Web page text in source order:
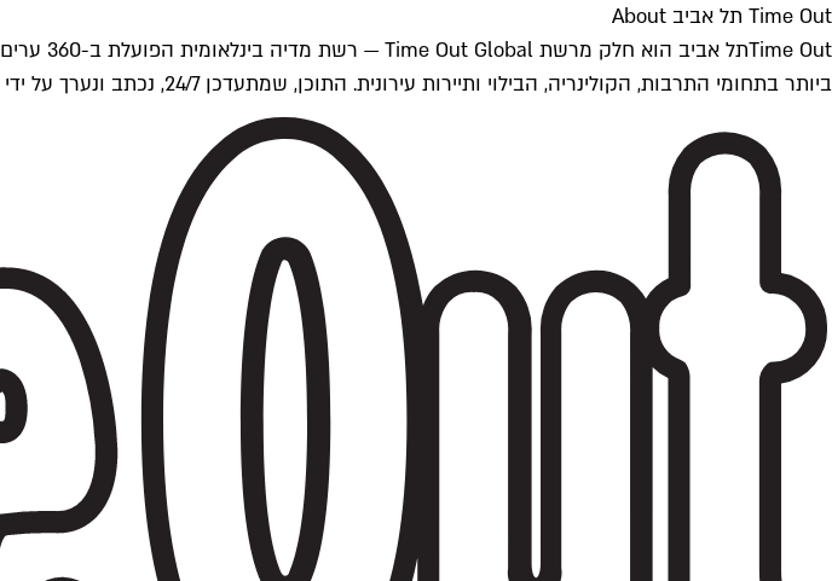
Time Out תל אביב About
ביותר בתחומי התרבות, הקולינריה, הבילוי ותיירות עירונית. התוכן, שמתעדכן 24/7, נכתב ונערך על ידי צוות עיתונאים מקצועי מקומי בישראל, בהתאם לסטנדרטים של Time Out העולמית.